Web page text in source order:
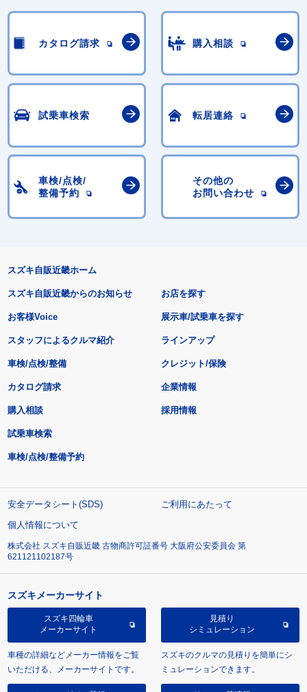
カタログ請求 購入相談
試乗車検索 転居連絡
車検/点検/
整備予約
その他の
お問い合わせ
スズキ自販近畿ホーム
スズキ自販近畿からのお知らせ
お客様Voice
スタッフによるクルマ紹介
お店を探す
展示車/試乗車を探す
ラインアップ
車検/点検/整備 クレジット/保険
カタログ請求
購入相談
試乗車検索
車検/点検/整備予約
企業情報
採用情報
安全データシート(SDS)
ご利用にあたって
個人情報について
株式会社 スズキ自販近畿 古物商許可証番号 大阪府公安委員会 第
621121102187号
スズキメーカーサイト
スズキ四輪車
メーカーサイト
車種の詳細などメーカー情報をご覧
いただける、メーカーサイトです。
見積り
シミュレーション
スズキのクルマの見積りを簡単にシ
ミュレーションできます。